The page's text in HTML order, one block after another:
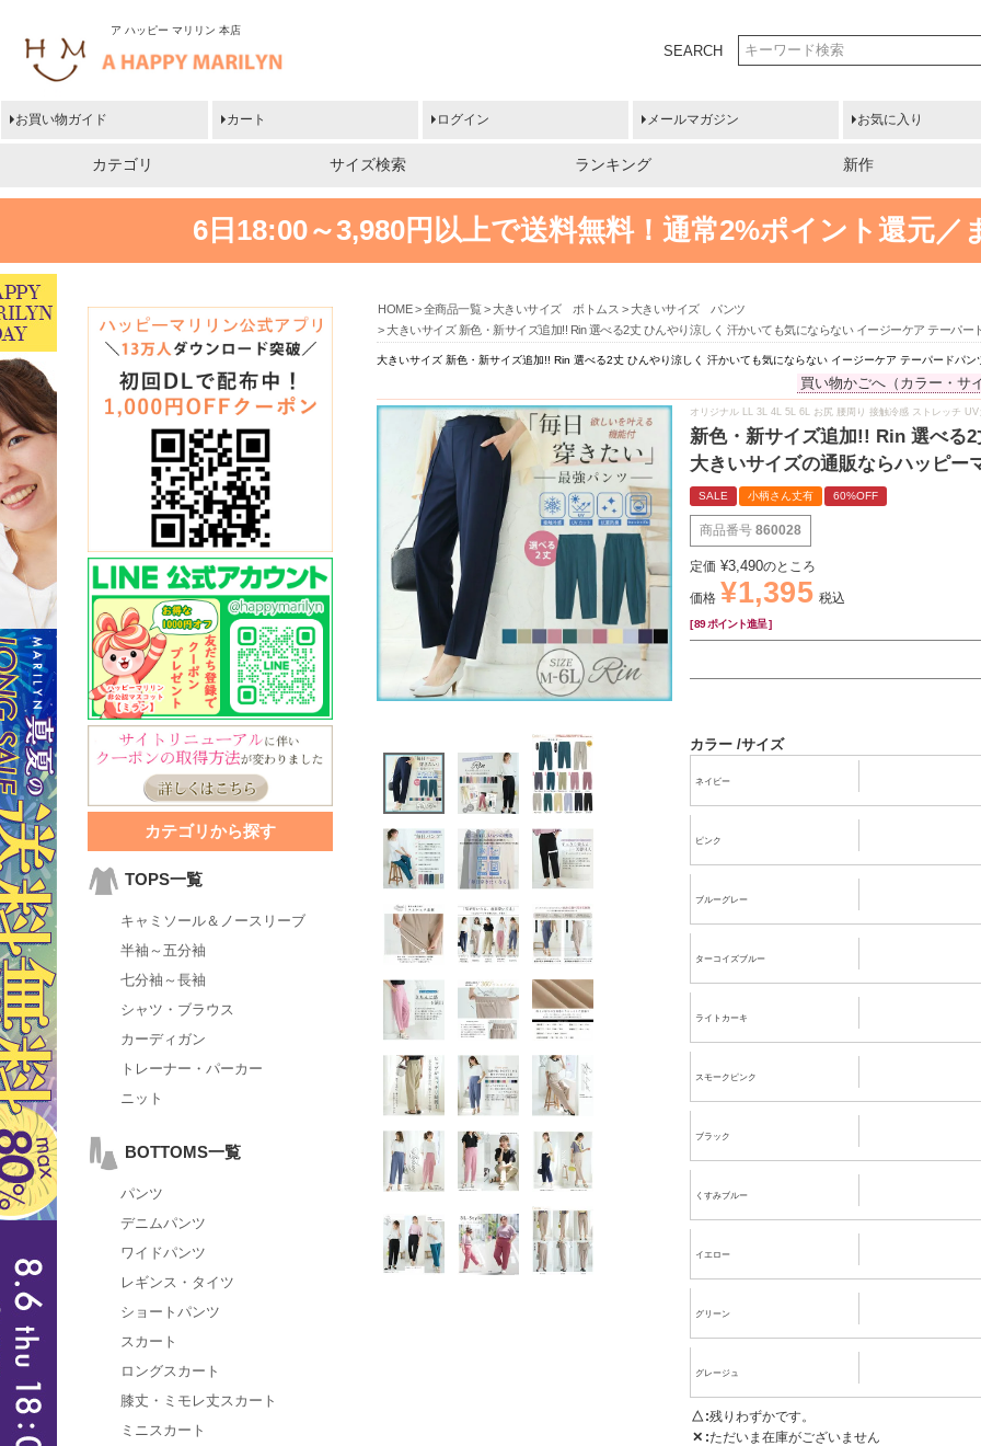
ア ハッピー マリリン 本店
SEARCH
お買い物ガイド カート ログイン メールマガジン お気に入り
カテゴリ サイズ検索 ランキング 新作
6日18:00～3,980円以上で送料無料！ 通常2%ポイント還元／
カテゴリから探す
TOPS一覧
キャミソール＆ノースリーブ
半袖～五分袖
七分袖～長袖
シャツ・ブラウス
カーディガン
トレーナー・パーカー
ニット
BOTTOMS一覧
パンツ
デニムパンツ
ワイドパンツ
レギンス・タイツ
ショートパンツ
スカート
ロングスカート
膝丈・ミモレ丈スカート
ミニスカート
HOME 全商品一覧 大きいサイズ ボトムス
大きいサイズ パンツ
大きいサイズ 新色・新サイズ追加!! Rin 選べる2丈 ひんやり涼しく 汗かいても気にならない イージーケア テーパ
大きいサイズ 新色・新サイズ追加!! Rin 選べる2丈 ひんやり涼しく 汗かいても気にならない イージーケア テーパードパ
買い物かごへ（カラー・サ
オリジナル LL 3L 4L 5L 6L お尻 腰周り 接触冷感 ストレッチ UV
新色・新サイズ追加!! Rin 選べる
大きいサイズの通販ならハッピー
SALE 小柄さん丈有 60%OFF
商品番号 860028
定価 ¥3,490のところ
価格 ¥1,395 税込
[89 ポイント進呈 ]
カラー サイズ
ネイビー
ピンク
ブルーグレー
ターコイズブルー
ライトカーキ
スモークピンク
ブラック
くすみブルー
イエロー
グリーン
グレージュ
△ 残りわずかです。
✕ ただいま在庫がございません